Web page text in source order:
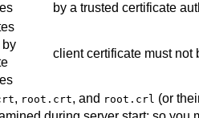
by a trusted certificate
by
client certificate must not
, root.crt, and root.crl (or